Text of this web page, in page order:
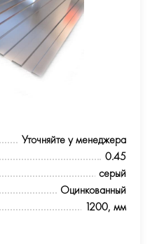
Уточняйте у менеджера
0.45
серый
Оцинкованный
1200, мм